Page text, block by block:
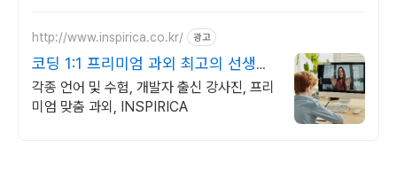
http://www.inspirica.co.kr/ 광고
코딩 1:1 프리미엄 과외 최고의 선생님
들과 함께
각종 언어 및 수험, 개발자 출신 강사진, 프리
미엄 맞춤 과외, INSPIRICA